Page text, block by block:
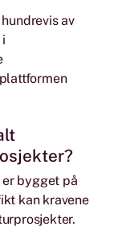
av
bygget på
kan kravene